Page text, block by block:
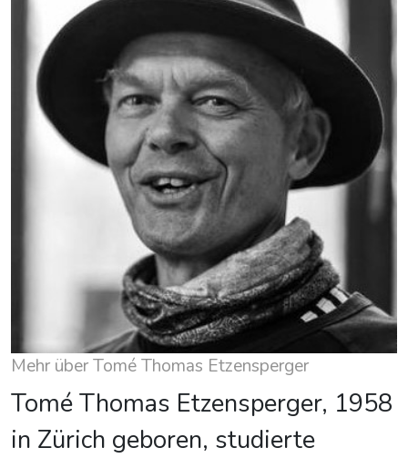
Mehr über Tomé Thomas Etzensperger
Tomé Thomas Etzensperger, 1958
in Zürich geboren, studierte